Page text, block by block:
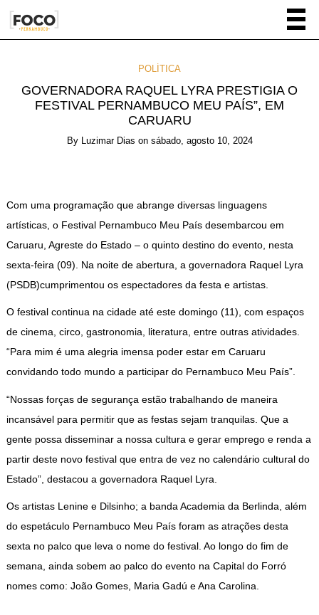
POLÍTICA
GOVERNADORA RAQUEL LYRA PRESTIGIA O
FESTIVAL PERNAMBUCO MEU PAÍS”, EM
CARUARU
By Luzimar Dias on sábado, agosto 10, 2024
Com uma programação que abrange diversas linguagens
artísticas, o Festival Pernambuco Meu País desembarcou em
Caruaru, Agreste do Estado – o quinto destino do evento, nesta
sexta-feira (09). Na noite de abertura, a governadora Raquel Lyra
(PSDB)cumprimentou os espectadores da festa e artistas.
O festival continua na cidade até este domingo (11), com espaços
de cinema, circo, gastronomia, literatura, entre outras atividades.
“Para mim é uma alegria imensa poder estar em Caruaru
convidando todo mundo a participar do Pernambuco Meu País”.
“Nossas forças de segurança estão trabalhando de maneira
incansável para permitir que as festas sejam tranquilas. Que a
gente possa disseminar a nossa cultura e gerar emprego e renda a
partir deste novo festival que entra de vez no calendário cultural do
Estado”, destacou a governadora Raquel Lyra.
Os artistas Lenine e Dilsinho; a banda Academia da Berlinda, além
do espetáculo Pernambuco Meu País foram as atrações desta
sexta no palco que leva o nome do festival. Ao longo do fim de
semana, ainda sobem ao palco do evento na Capital do Forró
nomes como: João Gomes, Maria Gadú e Ana Carolina.